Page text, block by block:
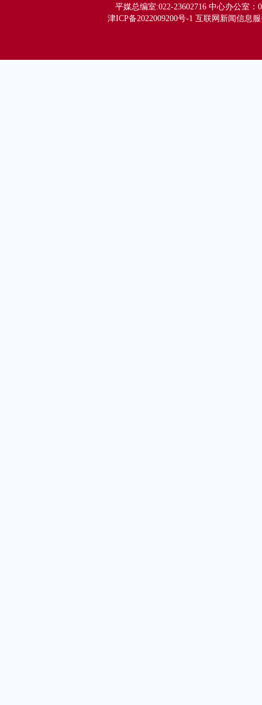
平媒总编室:022-23602716 中心办公室：
津ICP备2022009200号-1 互联网新闻信息